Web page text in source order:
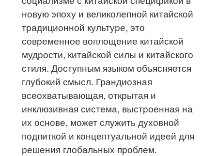
новую эпоху и великолепной китайской
традиционной культуре, это
современное воплощение китайской
мудрости, китайской силы и китайского
стиля. Доступным языком объясняется
глубокий смысл. Грандиозная
всеохватывающая, открытая и
инклюзивная система, выстроенная на
их основе, может служить духовной
подпиткой и концептуальной идеей для
решения глобальных проблем.